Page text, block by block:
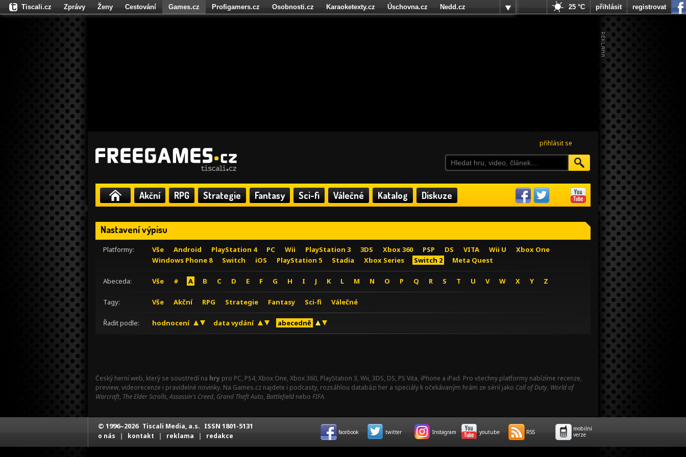
přihlásit se
Akční RPG Strategie Fantasy Sci-fi Válečné Katalog Diskuze
Nastavení výpisu
Platformy: Vše Android PlayStation 4 PC Wii PlayStation 3 3DS Xbox 360 PSP DS VITA Wii U
Xbox One
Windows Phone 8
Switch iOS PlayStation 5 Stadia Xbox Series Switch 2 Meta Quest
Abeceda: Vše # A B C D E F G H I J K L M N O P Q R S T U V W X Y Z
Tagy: Vše Akční RPG Strategie Fantasy Sci-fi Válečné
Řadit podle: hodnocení data vydání abecedně
Český herní web, který se soustředí na hry pro PC, PS4, Xbox One, Xbox 360, PlayStation 3, Wii, 3DS, DS, PS Vita, iPhone a iPad. Pro všechny platformy nabízíme recenze,
preview, videorecenze i pravidelné novinky. Na Games.cz najdete i podcasty, rozsáhlou databázi her a speciály k očekávaným hrám ze sérií jako Call of Duty, World of
Warcraft, The Elder Scrolls,Assassin's Creed, Grand Theft Auto, Battlefield nebo FIFA.
Tiscali.cz Zprávy Ženy Cestování Games.cz Profigamers.cz Osobnosti.cz Karaoketexty.cz Úschovna.cz
Nedd.cz
Fights.cz
25 °C přihlásit registrovat
© 1996–2026 Tiscali Media, a.s. ISSN 1801-5131
o nás | kontakt | reklama | redakce facebook twitter Instagram youtube RSS
mobilní
verze